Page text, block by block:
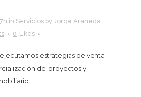
in Servicios by Jorge Araneda
0 Likes
estrategias de venta
de proyectos y